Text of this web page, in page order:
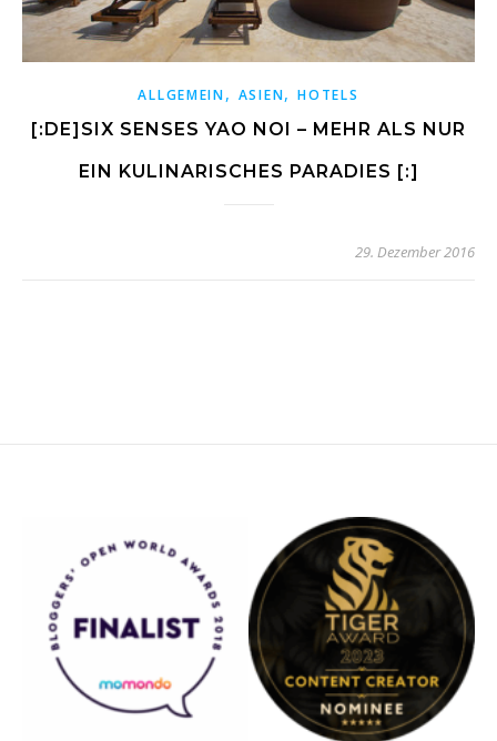
ALLGEMEIN, ASIEN,HOTELS
[:DE]SIX SENSES YAO NOI – MEHR ALS NUR
EIN KULINARISCHES PARADIES [:]
29. Dezember 2016